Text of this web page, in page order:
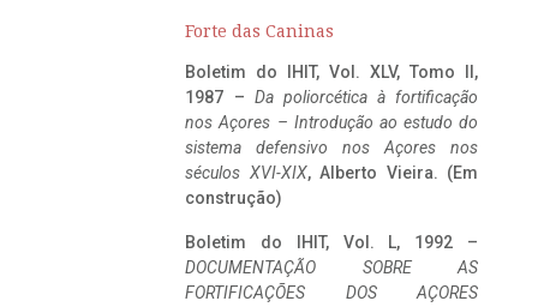
Forte das Caninas
Boletim do IHIT, Vol. XLV, Tomo II,
1987 – Da poliorcética à fortificação
nos Açores – Introdução ao estudo do
sistema defensivo nos Açores nos
séculos XVI-XIX, Alberto Vieira. (Em
construção)
Boletim do IHIT, Vol. L, 1992 –
DOCUMENTAÇÃO SOBRE AS
FORTIFICAÇÕES DOS AÇORES